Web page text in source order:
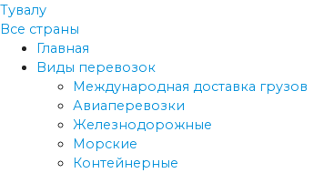
Тувалу
Все страны
Главная
Виды перевозок
Международная доставка грузов
Авиаперевозки
Железнодорожные
Морские
Контейнерные